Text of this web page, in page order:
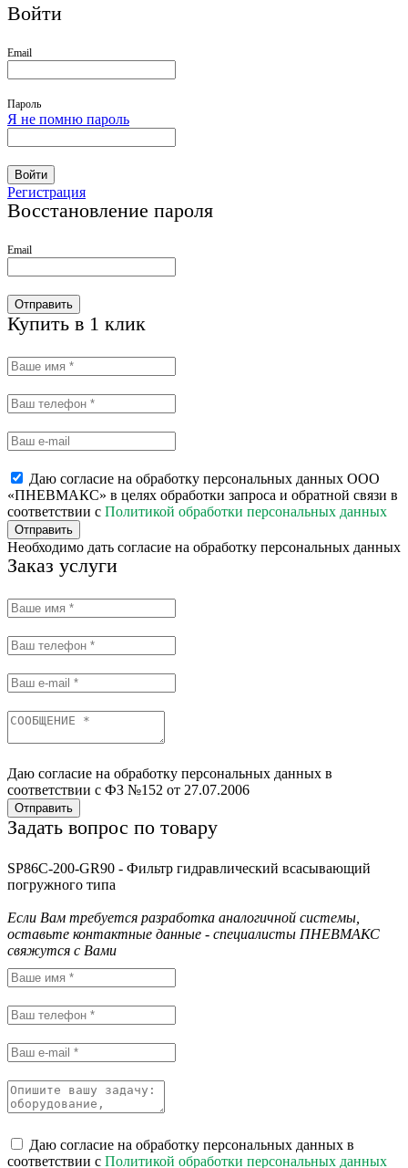
Войти
Email
Пароль
Я не помню пароль
Войти
Регистрация
Восстановление пароля
Email
Отправить
Купить в 1 клик
Даю согласие на обработку персональных данных ООО
«ПНЕВМАКС» в целях обработки запроса и обратной связи в
соответствии с Политикой обработки персональных данных
Отправить
Необходимо дать согласие на обработку персональных данных
Заказ услуги
Даю согласие на обработку персональных данных в
соответствии с ФЗ №152 от 27.07.2006
Отправить
Задать вопрос по товару
SP86C-200-GR90 - Фильтр гидравлический всасывающий
погружного типа
Если Вам требуется разработка аналогичной системы,
оставьте контактные данные - специалисты ПНЕВМАКС
свяжутся с Вами
Даю согласие на обработку персональных данных в
соответствии с Политикой обработки персональных данных